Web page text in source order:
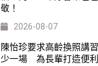
敬！
2026-08-07
陳怡珍要求高齡換照講
少一場 為長輩打造便